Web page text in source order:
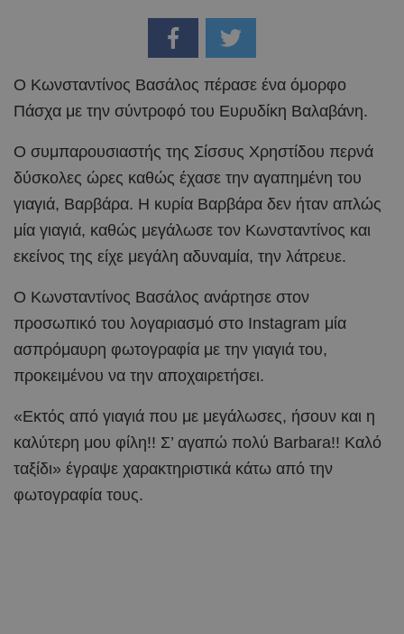
Ο Κωνσταντίνος Βασάλος πέρασε ένα όμορφο
Πάσχα με την σύντροφό του Ευρυδίκη Βαλαβάνη.
Ο συμπαρουσιαστής της Σίσσυς Χρηστίδου περνά
δύσκολες ώρες καθώς έχασε την αγαπημένη του
γιαγιά, Βαρβάρα. Η κυρία Βαρβάρα δεν ήταν απλώς
μία γιαγιά, καθώς μεγάλωσε τον Κωνσταντίνος και
εκείνος της είχε μεγάλη αδυναμία, την λάτρευε.
Ο Κωνσταντίνος Βασάλος ανάρτησε στον
προσωπικό του λογαριασμό στο Instagram μία
ασπρόμαυρη φωτογραφία με την γιαγιά του,
προκειμένου να την αποχαιρετήσει.
«Εκτός από γιαγιά που με μεγάλωσες, ήσουν και η
καλύτερη μου φίλη!! Σ’ αγαπώ πολύ Barbara!! Καλό
ταξίδι» έγραψε χαρακτηριστικά κάτω από την
φωτογραφία τους.